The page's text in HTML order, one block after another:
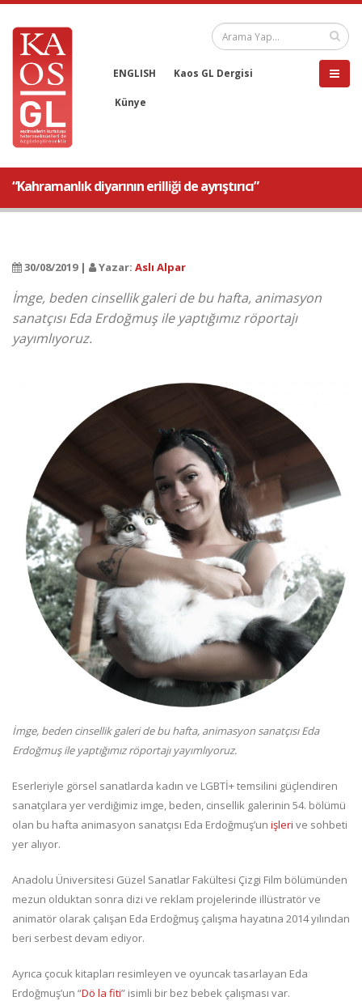
ENGLISH Kaos GL Dergisi
Künye
“Kahramanlık diyarının erilliği de ayrıştırıcı”
30/08/2019 | Yazar: Aslı Alpar
İmge, beden cinsellik galeri de bu hafta, animasyon
sanatçısı Eda Erdoğmuş ile yaptığımız röportajı
yayımlıyoruz.
İmge, beden cinsellik galeri de bu hafta, animasyon sanatçısı Eda
Erdoğmuş ile yaptığımız röportajı yayımlıyoruz.
Eserleriyle görsel sanatlarda kadın ve LGBTİ+ temsilini güçlendiren
sanatçılara yer verdiğimiz imge, beden, cinsellik galerinin 54. bölümü
olan bu hafta animasyon sanatçısı Eda Erdoğmuş’un işleri ve sohbeti
yer alıyor.
Anadolu Üniversitesi Güzel Sanatlar Fakültesi Çizgi Film bölümünden
mezun olduktan sonra dizi ve reklam projelerinde illüstratör ve
animatör olarak çalışan Eda Erdoğmuş çalışma hayatına 2014 yılından
beri serbest devam ediyor.
Ayrıca çocuk kitapları resimleyen ve oyuncak tasarlayan Eda
Erdoğmuş’un “Dö la fiti” isimli bir bez bebek çalışması var.